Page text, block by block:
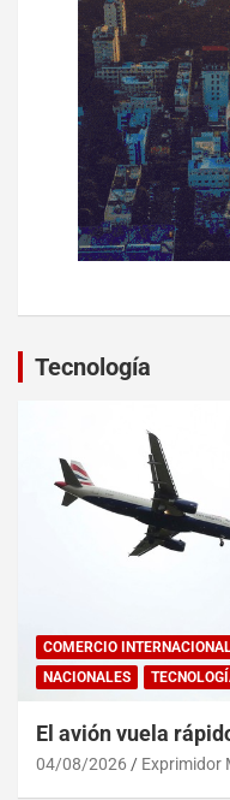
Tecnología
COMERCIO
NACIONALES
El avión vuela
04/08/2026 Exprimidor